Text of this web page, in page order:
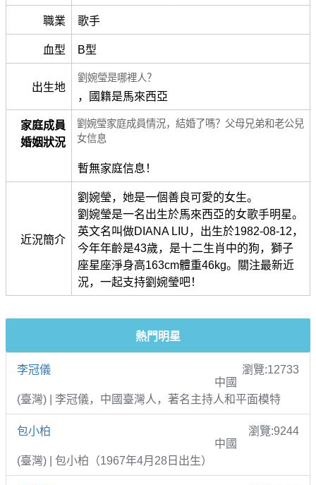
職業 歌手
血型 B型
出生地
劉婉瑩是哪裡人？
，國籍是馬來西亞
家庭成員
婚姻狀況
劉婉瑩家庭成員情況，結婚了嗎？父母兄弟和老公兒
女信息
暫無家庭信息！
近況簡介
劉婉瑩，她是一個善良可愛的女生。
劉婉瑩是一名出生於馬來西亞的女歌手明星。
英文名叫做DIANA LIU，出生於1982-08-12，
今年年齡是43歲，是十二生肖中的狗，獅子
座星座淨身高163cm體重46kg。關注最新近
況，一起支持劉婉瑩吧！
熱門明星
李冠儀
瀏覽:12733
中國
(臺灣) | 李冠儀，中國臺灣人，著名主持人和平面模特
包小柏
瀏覽:9244
中國
(臺灣) | 包小柏（1967年4月28日出生）